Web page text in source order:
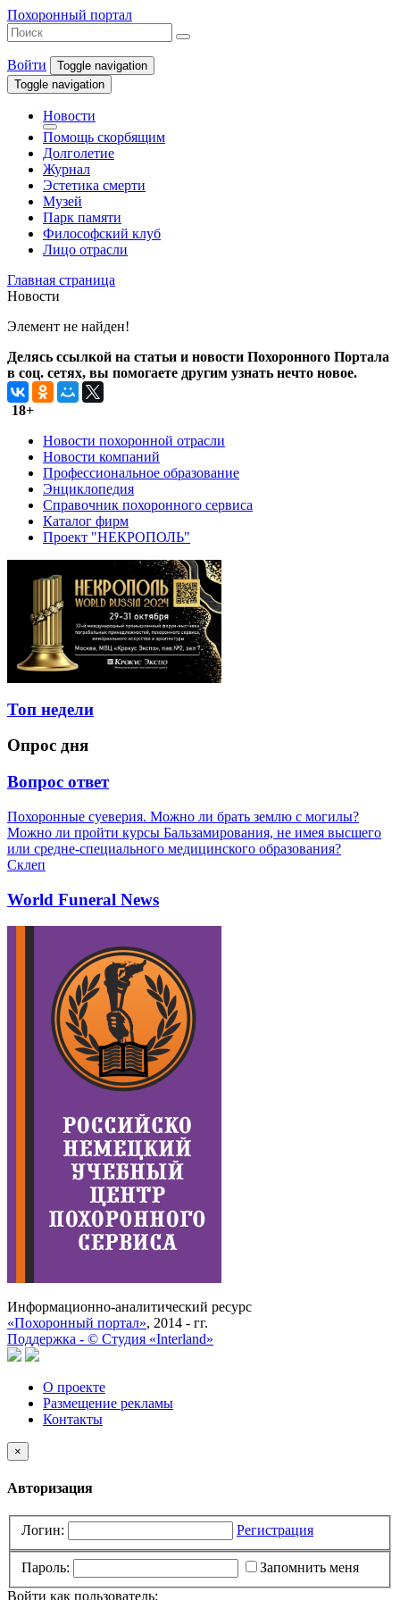
Похоронный портал
Войти
Toggle navigation
Toggle navigation
Новости
Помощь скорбящим
Долголетие
Журнал
Эстетика смерти
Музей
Парк памяти
Философский клуб
Лицо отрасли
Главная страница
Новости
Элемент не найден!
Делясь ссылкой на статьи и новости Похоронного Портала
в соц. сетях, вы помогаете другим узнать нечто новое.
18+
Новости похоронной отрасли
Новости компаний
Профессиональное образование
Энциклопедия
Справочник похоронного сервиса
Каталог фирм
Проект "НЕКРОПОЛЬ"
Топ недели
Опрос дня
Вопрос ответ
Похоронные суеверия. Можно ли брать землю с могилы?
Можно ли пройти курсы Бальзамирования, не имея высшего
или средне-специального медицинского образования?
Склеп
World Funeral News
Информационно-аналитический ресурс
«Похоронный портал», 2014 - гг.
Поддержка - © Cтудия «Interland»
О проекте
Размещение рекламы
Контакты
×
Авторизация
Логин: Регистрация
Пароль:
Запомнить меня
Войти как пользователь: